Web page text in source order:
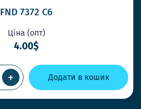
FND 7372 C6
Ціна (опт)
4.00$
+ Додати в кошик